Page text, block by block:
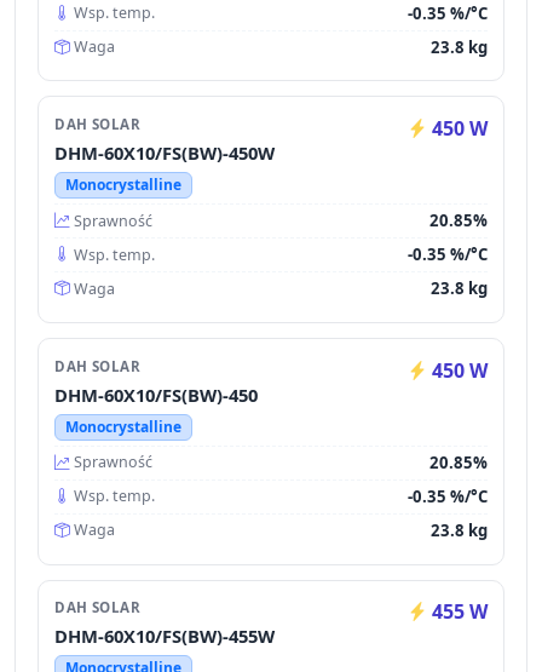
Wsp. temp. -0.35 %/°C
Waga 23.8 kg
DAH SOLAR 450 W
DHM-60X10/FS(BW)-450W
Monocrystalline
Sprawność
20.85%
Wsp. temp. -0.35 %/°C
Waga 23.8 kg
DAH SOLAR 450 W
DHM-60X10/FS(BW)-450
Monocrystalline
Sprawność
20.85%
Wsp. temp. -0.35 %/°C
Waga 23.8 kg
DAH SOLAR 455 W
DHM-60X10/FS(BW)-455W